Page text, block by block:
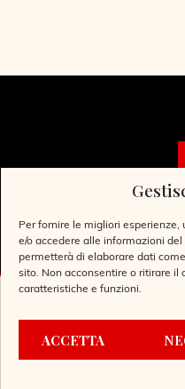
Per fornire le migliori
e/o accedere alle informazioni
permetterà di elaborare dati
sito. Non acconsentire o ritirare il
caratteristiche e funzioni.
ACCETTA